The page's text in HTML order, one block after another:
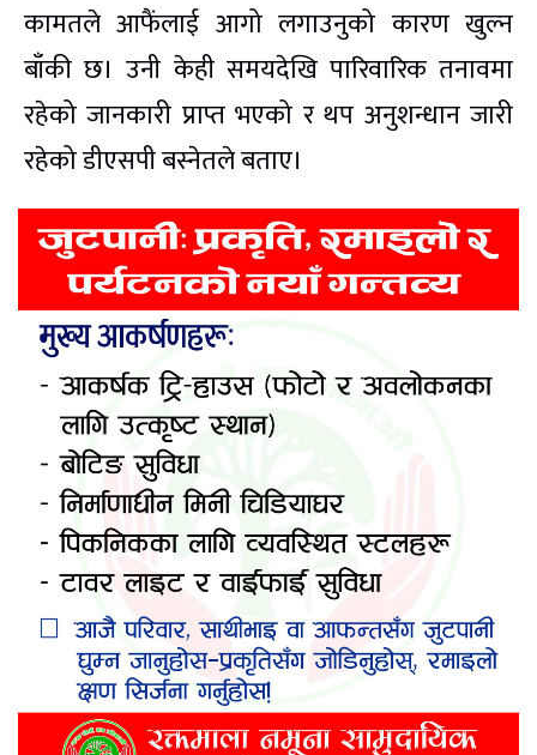
कामतले आफैंलाई आगो लगाउनुको कारण खुल्न
बाँकी छ। उनी केही समयदेखि पारिवारिक तनावमा
रहेको जानकारी प्राप्त भएको र थप अनुशन्धान जारी
रहेको डीएसपी बस्नेतले बताए।